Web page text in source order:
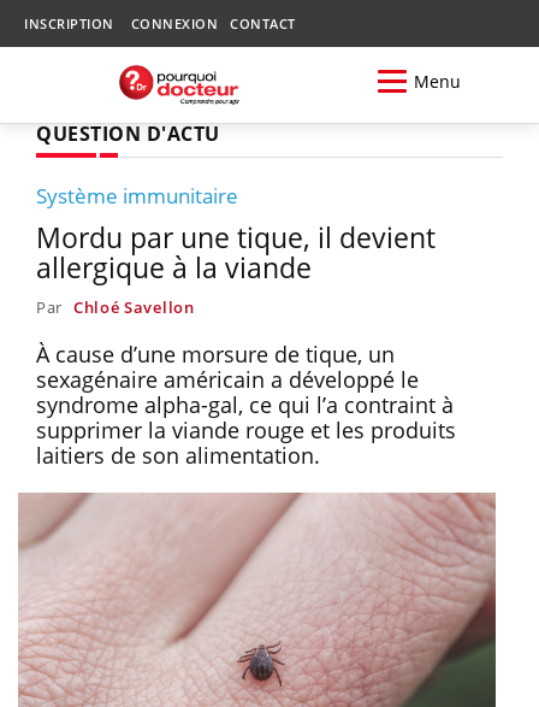
INSCRIPTION CONNEXION CONTACT
Menu
QUESTION D'ACTU
Système immunitaire
Mordu par une tique, il devient
allergique à la viande
Par Chloé Savellon
À cause d’une morsure de tique, un
sexagénaire américain a développé le
syndrome alpha-gal, ce qui l’a contraint à
supprimer la viande rouge et les produits
laitiers de son alimentation.